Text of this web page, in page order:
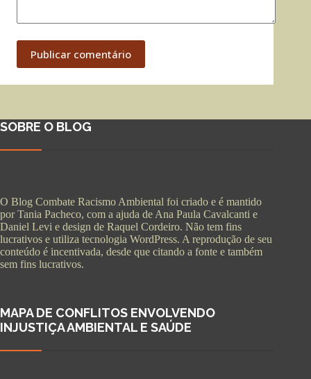
Publicar comentário
SOBRE O BLOG
O Blog Combate Racismo Ambiental foi criado e é mantido
por Tania Pacheco, com a ajuda de Ana Paula Cavalcanti e
Daniel Levi e design de Raquel Cordeiro. Não tem fins
lucrativos e utiliza tecnologia WordPress. A reprodução de seu
conteúdo é incentivada, desde que citando a fonte e também
sem fins lucrativos.
MAPA DE CONFLITOS ENVOLVENDO
INJUSTIÇA AMBIENTAL E SAÚDE